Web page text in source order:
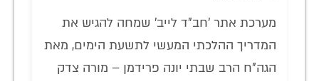
מערכת אתר 'חב"ד לייב' שמחה להגיש את
המדריך ההלכתי המעשי לתשעת הימים, מאת
הגה"ח הרב שבתי יונה פרידמן – מורה צדק